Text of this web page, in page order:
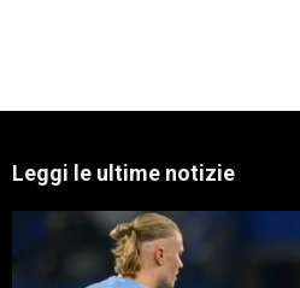
Leggi le ultime notizie